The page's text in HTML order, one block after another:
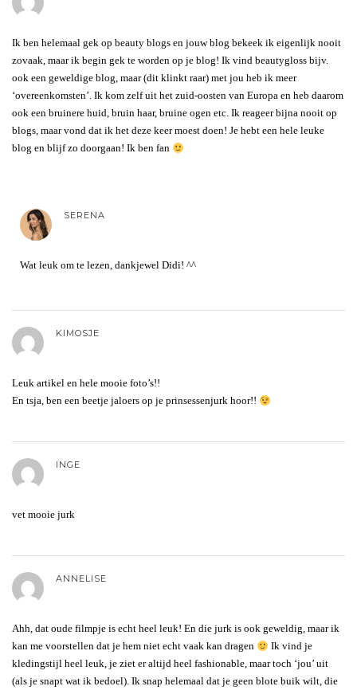
Ik ben helemaal gek op beauty blogs en jouw blog bekeek ik eigenlijk nooit
zovaak, maar ik begin gek te worden op je blog! Ik vind beautygloss bijv.
ook een geweldige blog, maar (dit klinkt raar) met jou heb ik meer
‘overeenkomsten’. Ik kom zelf uit het zuid-oosten van Europa en heb daarom
ook een bruinere huid, bruin haar, bruine ogen etc. Ik reageer bijna nooit op
blogs, maar vond dat ik het deze keer moest doen! Je hebt een hele leuke
blog en blijf zo doorgaan! Ik ben fan
SERENA
Wat leuk om te lezen, dankjewel Didi! ^^
KIMOSJE
Leuk artikel en hele mooie foto’s!!
En tsja, ben een beetje jaloers op je prinsessenjurk hoor!!
INGE
vet mooie jurk
ANNELISE
Ahh, dat oude filmpje is echt heel leuk! En die jurk is ook geweldig, maar ik
kan me voorstellen dat je hem niet echt vaak kan dragen
Ik vind je
kledingstijl heel leuk, je ziet er altijd heel fashionable, maar toch ‘jou’ uit
(als je snapt wat ik bedoel). Ik snap helemaal dat je geen blote buik wilt, die